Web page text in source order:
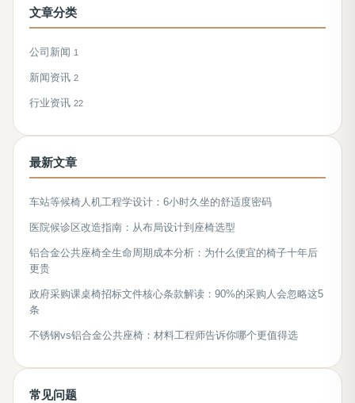
文章分类
公司新闻 1
新闻资讯 2
行业资讯 22
最新文章
车站等候椅人机工程学设计：6小时久坐的舒适度密码
医院候诊区改造指南：从布局设计到座椅选型
铝合金公共座椅全生命周期成本分析：为什么便宜的椅子十年后
更贵
政府采购课桌椅招标文件核心条款解读：90%的采购人会忽略这5
条
不锈钢vs铝合金公共座椅：材料工程师告诉你哪个更值得选
常见问题